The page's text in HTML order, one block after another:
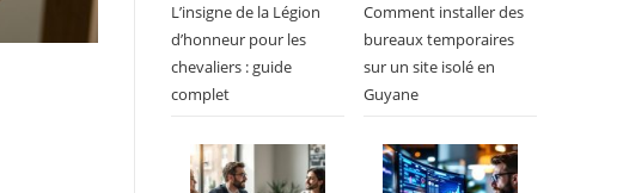
L’insigne de la Légion
d’honneur pour les
chevaliers : guide
complet
Comment installer des
bureaux temporaires
sur un site isolé en
Guyane